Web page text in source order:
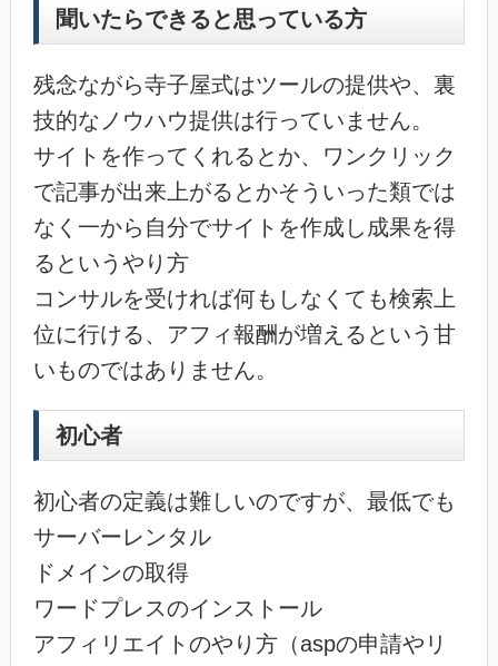
聞いたらできると思っている方
残念ながら寺子屋式はツールの提供や、裏
技的なノウハウ提供は行っていません。
サイトを作ってくれるとか、ワンクリック
で記事が出来上がるとかそういった類では
なく一から自分でサイトを作成し成果を得
るというやり方
コンサルを受ければ何もしなくても検索上
位に行ける、アフィ報酬が増えるという甘
いものではありません。
初心者
初心者の定義は難しいのですが、最低でも
サーバーレンタル
ドメインの取得
ワードプレスのインストール
アフィリエイトのやり方（aspの申請やリ